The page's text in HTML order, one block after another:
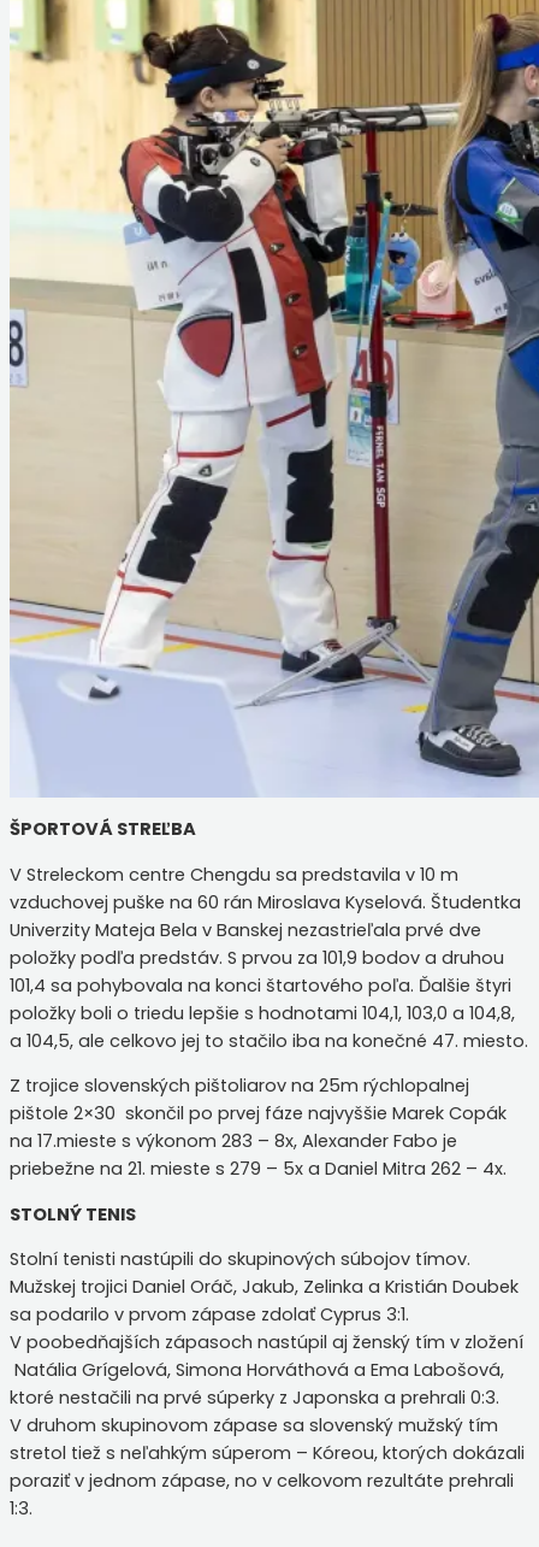
ŠPORTOVÁ STREĽBA
V Streleckom centre Chengdu sa predstavila v 10 m
vzduchovej puške na 60 rán Miroslava Kyselová. Študentka
Univerzity Mateja Bela v Banskej nezastrieľala prvé dve
položky podľa predstáv. S prvou za 101,9 bodov a druhou
101,4 sa pohybovala na konci štartového poľa. Ďalšie štyri
položky boli o triedu lepšie s hodnotami 104,1, 103,0 a 104,8,
a 104,5, ale celkovo jej to stačilo iba na konečné 47. miesto.
Z trojice slovenských pištoliarov na 25m rýchlopalnej
pištole 2×30 skončil po prvej fáze najvyššie Marek Copák
na 17.mieste s výkonom 283 – 8x, Alexander Fabo je
priebežne na 21. mieste s 279 – 5x a Daniel Mitra 262 – 4x.
STOLNÝ TENIS
Stolní tenisti nastúpili do skupinových súbojov tímov.
Mužskej trojici Daniel Oráč, Jakub, Zelinka a Kristián Doubek
sa podarilo v prvom zápase zdolať Cyprus 3:1.
V poobedňajších zápasoch nastúpil aj ženský tím v zložení
Natália Grígelová, Simona Horváthová a Ema Labošová,
ktoré nestačili na prvé súperky z Japonska a prehrali 0:3.
V druhom skupinovom zápase sa slovenský mužský tím
stretol tiež s neľahkým súperom – Kóreou, ktorých dokázali
poraziť v jednom zápase, no v celkovom rezultáte prehrali
1:3.